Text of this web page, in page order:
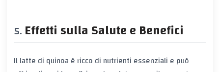
Effetti sulla Salute e Benefici
Il latte di quinoa è ricco di nutrienti essenziali e può